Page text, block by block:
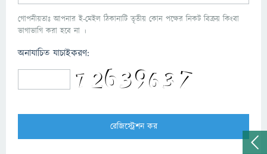
গোপনীয়তাঃ আপনার ই-মেইল ঠিকানাটি তৃতীয় কোন পক্ষের নিকট বিক্রয় কিংবা
ভাগাভাগি করা হবে না ।
অনাযাচিত যাচাইকরণ: